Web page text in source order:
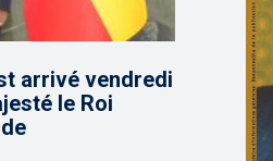
arrivé vendredi
le Roi